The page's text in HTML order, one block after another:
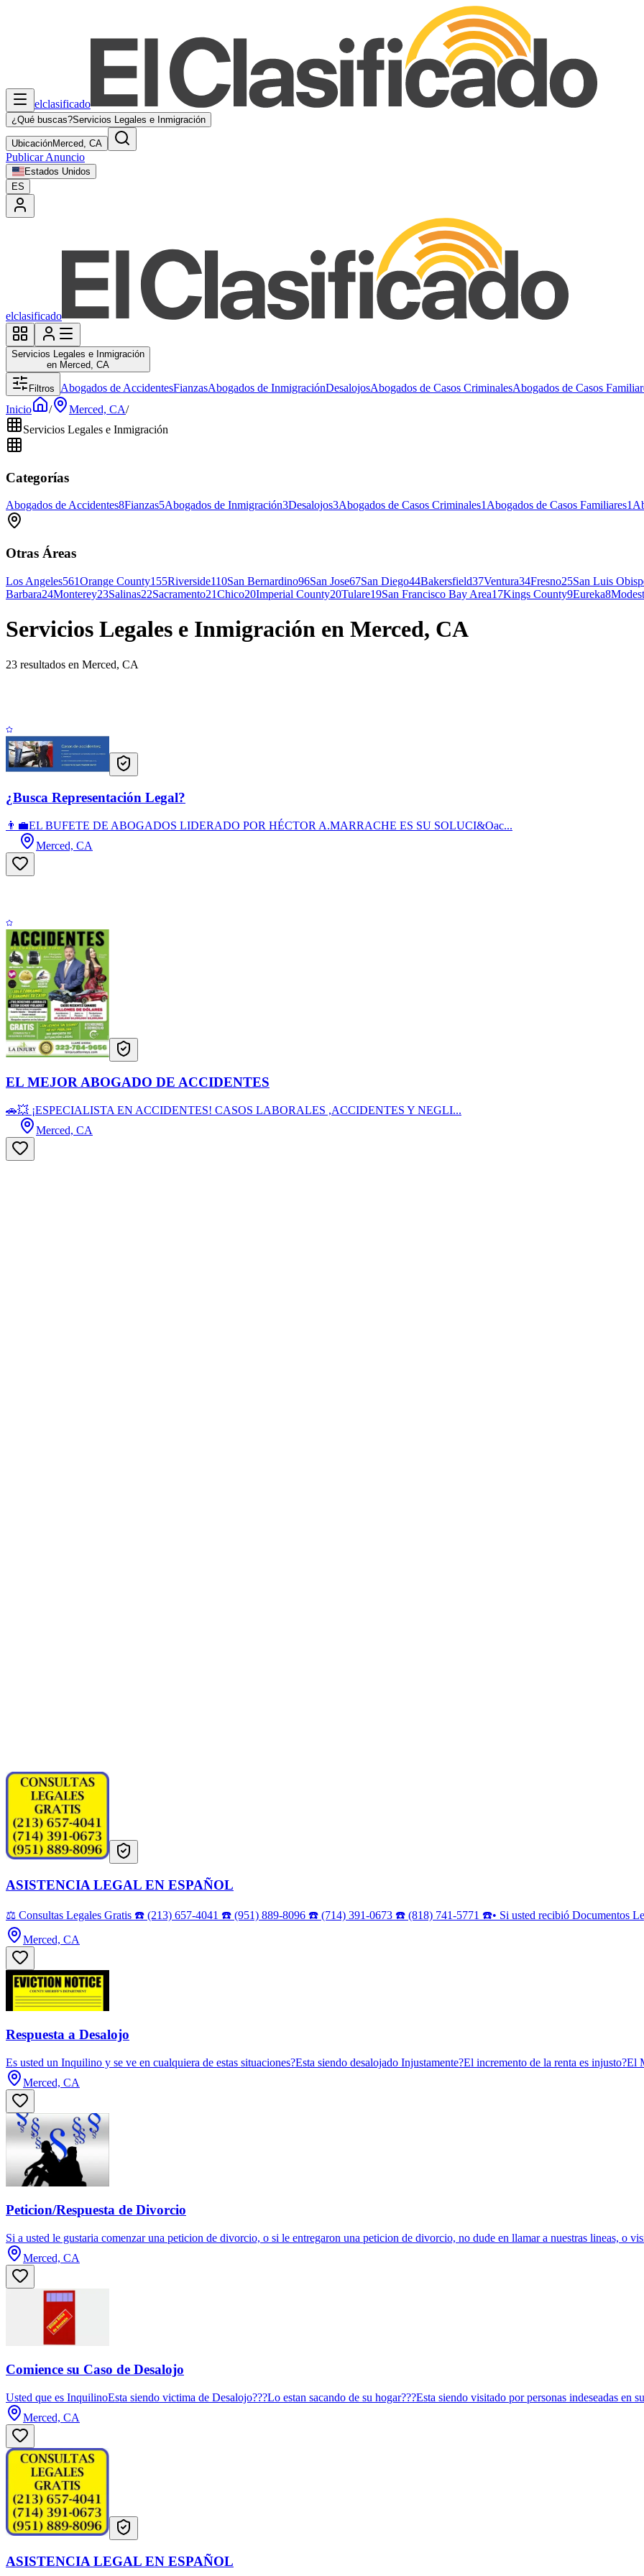
elclasificado
¿Qué buscas?Servicios Legales e Inmigración
UbicaciónMerced, CA
Publicar Anuncio
Estados Unidos
ES
elclasificado
Servicios Legales e Inmigración
en Merced, CA
Filtros Abogados de AccidentesFianzasAbogados de InmigraciónDesalojosAbogados de Casos CriminalesAbogados de Casos
Inicio
/ Merced, CA/
Servicios Legales e Inmigración
Categorías
Abogados de Accidentes8Fianzas5Abogados de Inmigración3Desalojos3Abogados de Casos Criminales1Abogados de Casos Familiares1
Otras Áreas
Los Angeles561Orange County155Riverside110San Bernardino96San Jose67San Diego44Bakersfield37Ventura34Fresno25San Luis
Barbara24Monterey23Salinas22Sacramento21Chico20Imperial County20Tulare19San Francisco Bay Area17Kings County9Eureka8
Servicios Legales e Inmigración en Merced, CA
23 resultados en Merced, CA
¿Busca Representación Legal?
👨‍💼EL BUFETE DE ABOGADOS LIDERADO POR HÉCTOR A.MARRACHE ES SU SOLUCI&Oac...
Merced, CA
EL MEJOR ABOGADO DE ACCIDENTES
🚗💥 ¡ESPECIALISTA EN ACCIDENTES! CASOS LABORALES ,ACCIDENTES Y NEGLI...
Merced, CA
ASISTENCIA LEGAL EN ESPAÑOL
⚖️ Consultas Legales Gratis ☎️ (213) 657-4041 ☎️ (951) 889-8096 ☎️ (714) 391-0673 ☎️ (818) 741-5771 ☎️• Si usted recibió Documentos
Merced, CA
Respuesta a Desalojo
Es usted un Inquilino y se ve en cualquiera de estas situaciones?Esta siendo desalojado Injustamente?El incremento de la renta es injusto?El
Merced, CA
Peticion/Respuesta de Divorcio
Si a usted le gustaria comenzar una peticion de divorcio, o si le entregaron una peticion de divorcio, no dude en llamar a nuestras lineas, o
Merced, CA
Comience su Caso de Desalojo
Usted que es InquilinoEsta siendo victima de Desalojo???Lo estan sacando de su hogar???Esta siendo visitado por personas indeseadas en
Merced, CA
ASISTENCIA LEGAL EN ESPAÑOL